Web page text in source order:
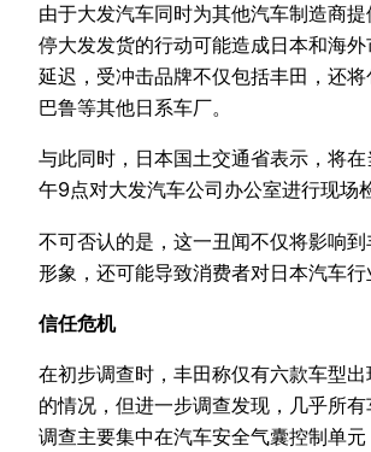
由于大发汽车同时为其他汽车制造商
停大发发货的行动可能造成日本和海
延迟，受冲击品牌不仅包括丰田，还
巴鲁等其他日系车厂。
与此同时，日本国土交通省表示，将
午9点对大发汽车公司办公室进行现场
不可否认的是，这一丑闻不仅将影响
形象，还可能导致消费者对日本汽车行
信任危机
在初步调查时，丰田称仅有六款车型
的情况，但进一步调查发现，几乎所有
调查主要集中在汽车安全气囊控制单